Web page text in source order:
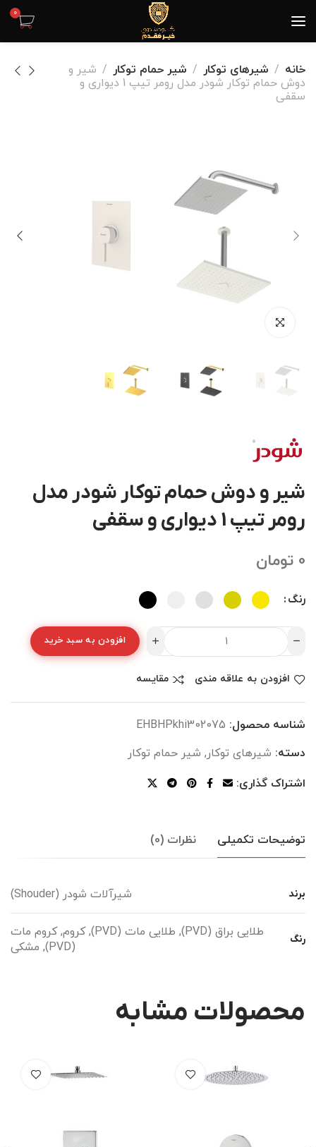
0
خانه شیرهای توکار شیر حمام توکار
شیر و
دوش حمام توکار شودر مدل رومر تیپ 1 دیواری و
سقفی
شیر و دوش حمام توکار شودر مدل
رومر تیپ 1 دیواری و سقفی
0 تومان
رنگ
افزودن به سبد خرید
افزودن به علاقه مندی مقایسه
شناسه محصول: EHBHPkhi302075
دسته: شیرهای توکار, شیر حمام توکار
اشتراک گذاری:
توضیحات تکمیلی نظرات (0)
برند شیرآلات شودر (Shouder)
رنگ
طلایی براق (PVD), طلایی مات (PVD), کروم, کروم مات
(PVD), مشکی
محصولات مشابه